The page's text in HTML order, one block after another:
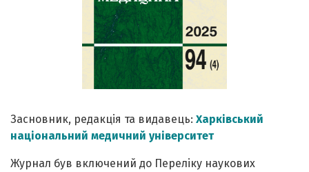
Засновник, редакція та видавець: Харківський
національний медичний університет
Журнал був включений до Переліку наукових